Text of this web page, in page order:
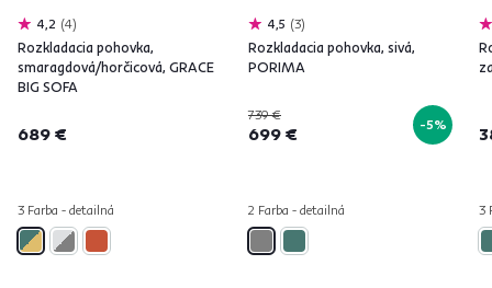
4,2 4
Rozkladacia pohovka,
smaragdová/horčicová, GRACE
BIG SOFA
689 €
3 Farba - detailná
4,5 3
Rozkladacia pohovka, sivá,
PORIMA
739 €
699 € -5%
2 Farba - detailná 3